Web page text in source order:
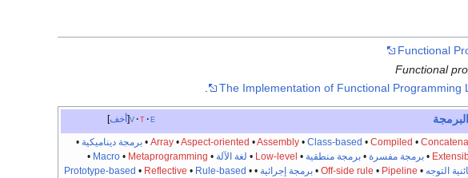
Functional
Functional
The Implementation of Functional Programming
أخف v t e
Array•Aspect-oriented •Assembly• Class-based • Compiled •
•برمجة ديناميكية •
•برمجة مفسرة •برمجة منطقية •
Low-level
• لغة الآلة •
Macro• Metaprogramming
•
التوجه •
Off-side rule • Pipeline
• برمجة إجرائية •
Prototype-based • Reflective • Rule-based •